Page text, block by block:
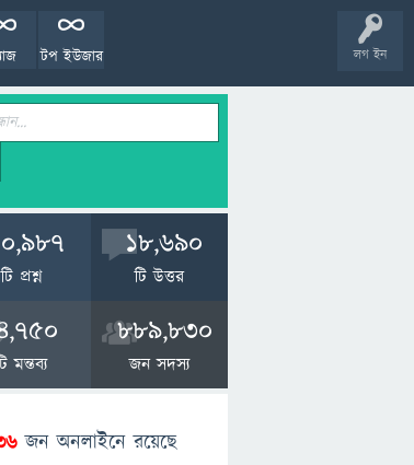
লগ ইন
টপ ইউজার
টি প্রশ্ন
18,690
টি উত্তর
মন্তব্য
889,830
জন সদস্য
জন অনলাইনে রয়েছে